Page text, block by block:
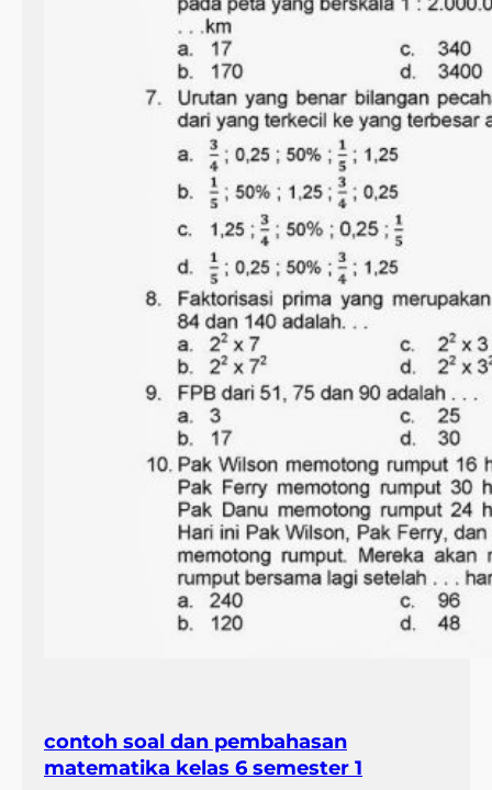
contoh soal dan pembahasan
matematika kelas 6 semester 1